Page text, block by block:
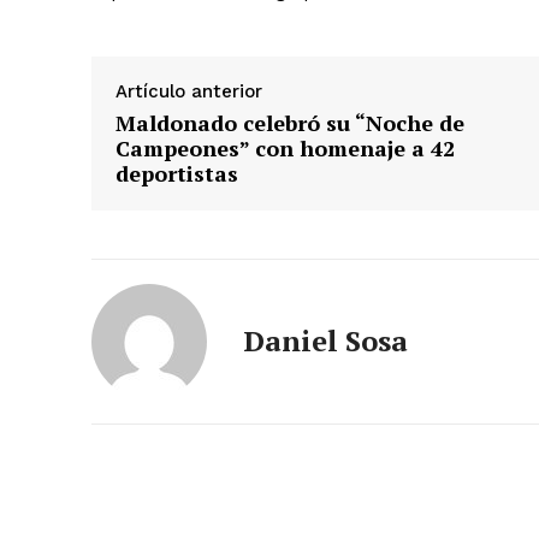
Artículo anterior
Maldonado celebró su “Noche de
Campeones” con homenaje a 42
deportistas
Daniel Sosa